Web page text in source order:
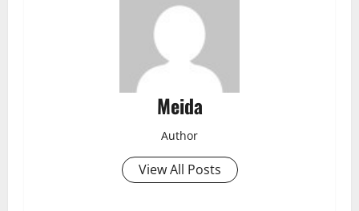
Meida
Author
View All Posts